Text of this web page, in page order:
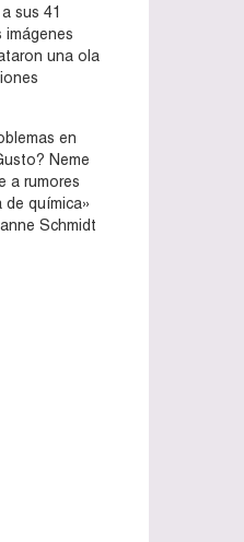
sus 41
imágenes
una ola
en
Neme
a rumores
de química»
Schmidt